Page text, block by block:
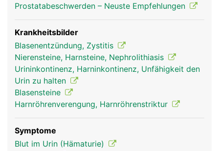
Prostatabeschwerden – Neuste Empfehlungen
Krankheitsbilder
Blasenentzündung, Zystitis
Nierensteine, Harnsteine, Nephrolithiasis
Urininkontinenz, Harninkontinenz, Unfähigkeit den
Urin zu halten
Blasensteine
Harnröhrenverengung, Harnröhrenstriktur
Symptome
Blut im Urin (Hämaturie)